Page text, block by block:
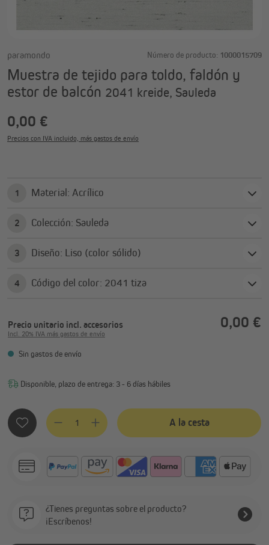
paramondo Número de producto: 1000015709
Muestra de tejido para toldo, faldón y
estor de balcón 2041 kreide, Sauleda
0,00 €
Precios con IVA incluido, más gastos de envío
1 Material: Acrílico
2 Colección: Sauleda
3 Diseño: Liso (color sólido)
4 Código del color: 2041 tiza
Precio unitario incl. accesorios 0,00 €
Incl. 20% IVA más gastos de envío
Sin gastos de envío
Disponible, plazo de entrega: 3 - 6 días hábiles
Cantidad del producto: introduce la cantidad deseada o
A la cesta
¿Tienes preguntas sobre el producto?
¡Escríbenos!